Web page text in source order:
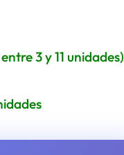
3 y 11 unidades)